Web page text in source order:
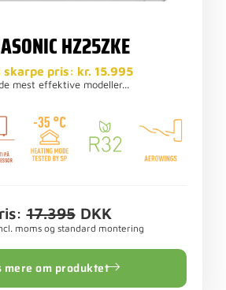
HZ25ZKE
skarpe pris: kr. 15.995
mest effektive modeller...
17.395DKK
moms og standard montering
mere om produktet